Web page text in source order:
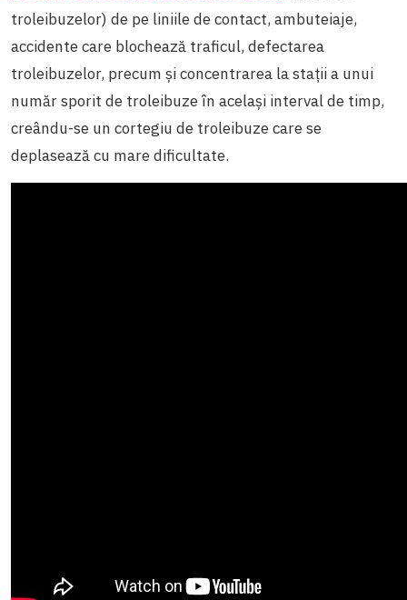
troleibuzelor) de pe liniile de contact, ambuteiaje,
accidente care blochează traficul, defectarea
troleibuzelor, precum și concentrarea la stații a unui
număr sporit de troleibuze în același interval de timp,
creându-se un cortegiu de troleibuze care se
deplasează cu mare dificultate.